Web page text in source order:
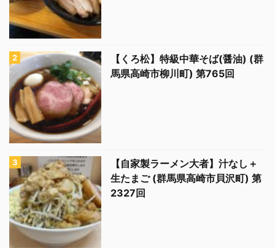
【くろ松】特級中華そば(醤油) (群
馬県高崎市柳川町) 第765回
【自家製ラーメン大者】汁なし＋
生たまご (群馬県高崎市貝沢町) 第
2327回